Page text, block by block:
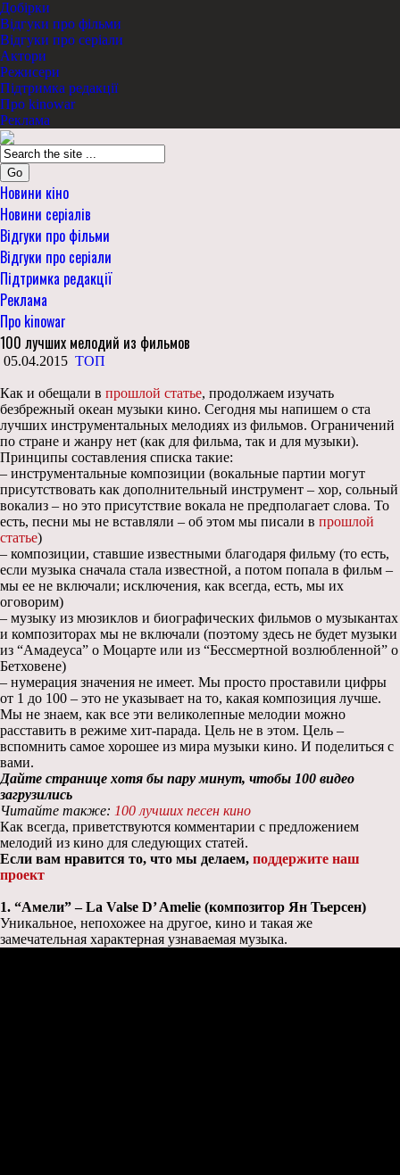
Добірки
Відгуки про фільми
Відгуки про серіали
Актори
Режисери
Підтримка редакції
Про kinowar
Реклама
Go
Новини кіно
Новини серіалів
Відгуки про фільми
Відгуки про серіали
Підтримка редакції
Реклама
Про kinowar
100 лучших мелодий из фильмов
05.04.2015 ТОП
Как и обещали в прошлой статье, продолжаем изучать
безбрежный океан музыки кино. Сегодня мы напишем о ста
лучших инструментальных мелодиях из фильмов. Ограничений
по стране и жанру нет (как для фильма, так и для музыки).
Принципы составления списка такие:
– инструментальные композиции (вокальные партии могут
присутствовать как дополнительный инструмент – хор, сольный
вокализ – но это присутствие вокала не предполагает слова. То
есть, песни мы не вставляли – об этом мы писали в прошлой
статье)
– композиции, ставшие известными благодаря фильму (то есть,
если музыка сначала стала известной, а потом попала в фильм –
мы ее не включали; исключения, как всегда, есть, мы их
оговорим)
– музыку из мюзиклов и биографических фильмов о музыкантах
и композиторах мы не включали (поэтому здесь не будет музыки
из “Амадеуса” о Моцарте или из “Бессмертной возлюбленной” о
Бетховене)
– нумерация значения не имеет. Мы просто проставили цифры
от 1 до 100 – это не указывает на то, какая композиция лучше.
Мы не знаем, как все эти великолепные мелодии можно
расставить в режиме хит-парада. Цель не в этом. Цель –
вспомнить самое хорошее из мира музыки кино. И поделиться с
вами.
Дайте странице хотя бы пару минут, чтобы 100 видео
загрузились
Читайте также: 100 лучших песен кино
Как всегда, приветствуются комментарии с предложением
мелодий из кино для следующих статей.
Если вам нравится то, что мы делаем, поддержите наш
проект
1. “Амели” – La Valse D’ Amelie (композитор Ян Тьерсен)
Уникальное, непохожее на другое, кино и такая же
замечательная характерная узнаваемая музыка.